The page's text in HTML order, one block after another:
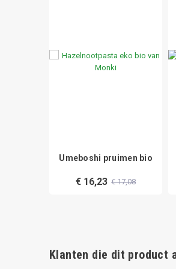
Umeboshi pruimen bio
€ 16,23 € 17,08
Klanten die dit product